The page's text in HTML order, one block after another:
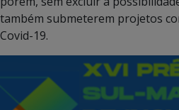
também submeterem projetos
Covid-19.